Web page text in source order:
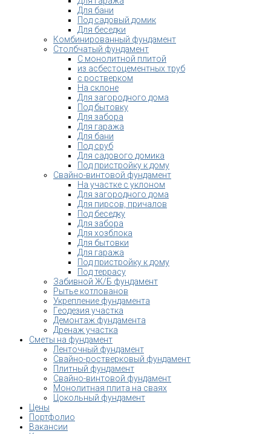
Для бани
Под садовый домик
Для беседки
Комбинированный фундамент
Столбчатый фундамент
С монолитной плитой
из асбестоцементных труб
с ростверком
На склоне
Для загородного дома
Под бытовку
Для забора
Для гаража
Для бани
Под сруб
Для садового домика
Под пристройку к дому
Свайно-винтовой фундамент
На участке с уклоном
Для загородного дома
Для пирсов, причалов
Под беседку
Для забора
Для хозблока
Для бытовки
Для гаража
Под пристройку к дому
Под террасу
Забивной Ж/Б фундамент
Рытье котлованов
Укрепление фундамента
Геодезия участка
Демонтаж фундамента
Дренаж участка
Сметы на фундамент
Ленточный фундамент
Свайно-ростверковый фундамент
Плитный фундамент
Свайно-винтовой фундамент
Монолитная плита на сваях
Цокольный фундамент
Цены
Портфолио
Вакансии